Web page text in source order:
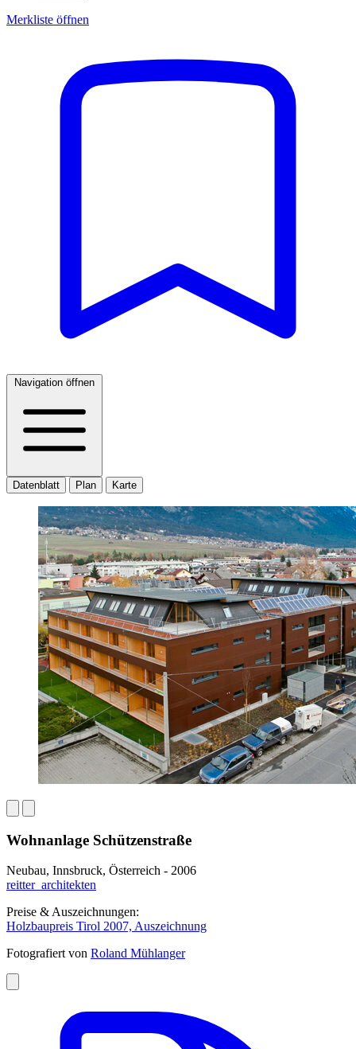
Merkliste öffnen
Navigation öffnen
Datenblatt Plan Karte
Wohnanlage Schützenstraße
Neubau, Innsbruck, Österreich - 2006
reitter_architekten
Preise & Auszeichnungen:
Holzbaupreis Tirol 2007, Auszeichnung
Fotografiert von Roland Mühlanger